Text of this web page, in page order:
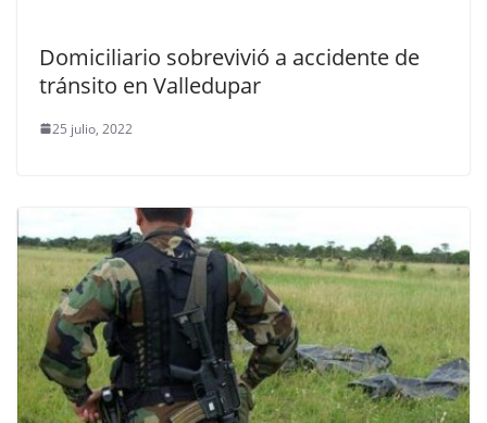
Domiciliario sobrevivió a accidente de
tránsito en Valledupar
25 julio, 2022